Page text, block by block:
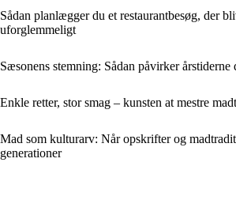
Sådan planlægger du et restaurantbesøg, der
uforglemmeligt
Sæsonens stemning: Sådan påvirker årstiderne
Enkle retter, stor smag – kunsten at mestre
Mad som kulturarv: Når opskrifter og
generationer